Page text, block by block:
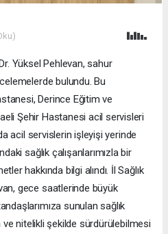
Yüksel Pehlevan, sahur
bulundu. Bu
Derince Eğitim ve
Şehir Hastanesi acil servisleri
acil servislerin işleyişi yerinde
sağlık çalışanlarımızla bir
hakkında bilgi alındı. İl Sağlık
gece saatlerinde büyük
sunulan sağlık
nitelikli şekilde sürdürülebilmesi